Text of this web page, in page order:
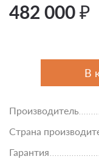
482 000 ₽
В
Производитель
Страна
Гарантия